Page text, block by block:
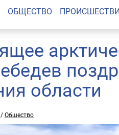
ОБЩЕСТВО
области
/Общество